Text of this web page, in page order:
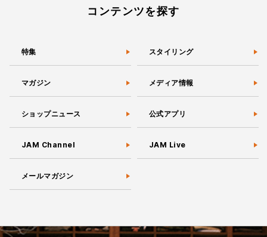
コンテンツを探す
特集 スタイリング
マガジン メディア情報
ショップニュース 公式アプリ
JAM Channel JAM Live
メールマガジン